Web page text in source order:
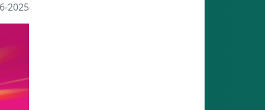
2025